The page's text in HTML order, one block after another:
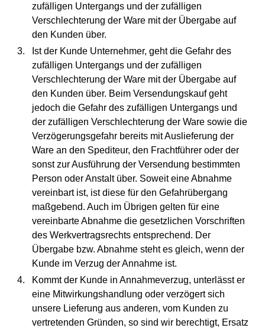
zufälligen Untergangs und der zufälligen
Verschlechterung der Ware mit der Übergabe auf
den Kunden über.
Ist der Kunde Unternehmer, geht die Gefahr des
zufälligen Untergangs und der zufälligen
Verschlechterung der Ware mit der Übergabe auf
den Kunden über. Beim Versendungskauf geht
jedoch die Gefahr des zufälligen Untergangs und
der zufälligen Verschlechterung der Ware sowie die
Verzögerungsgefahr bereits mit Auslieferung der
Ware an den Spediteur, den Frachtführer oder der
sonst zur Ausführung der Versendung bestimmten
Person oder Anstalt über. Soweit eine Abnahme
vereinbart ist, ist diese für den Gefahrübergang
maßgebend. Auch im Übrigen gelten für eine
vereinbarte Abnahme die gesetzlichen Vorschriften
des Werkvertragsrechts entsprechend. Der
Übergabe bzw. Abnahme steht es gleich, wenn der
Kunde im Verzug der Annahme ist.
Kommt der Kunde in Annahmeverzug, unterlässt er
eine Mitwirkungshandlung oder verzögert sich
unsere Lieferung aus anderen, vom Kunden zu
vertretenden Gründen, so sind wir berechtigt, Ersatz